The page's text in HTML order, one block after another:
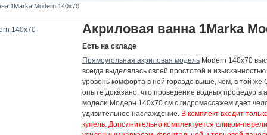
1Marka Modern 140x70
Акриловая ванна 1Marka
Есть на складе
Прямоугольная акриловая модель Modern 140x70
всегда выделялась своей простотой и
уровень комфорта в ней гораздо выше, чем, в той же
опыте доказано, что проведение водных процедур в
модели Модерн 140х70 см с гидромассажем дает
удивительное наслаждение. В комплект входит
купель. Дополнительно комплектуется сливом-